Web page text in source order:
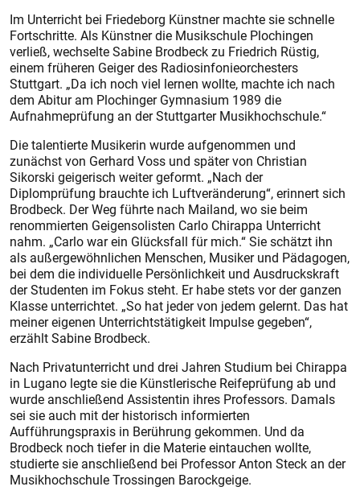
Im Unterricht bei Friedeborg Künstner machte sie schnelle
Fortschritte. Als Künstner die Musikschule Plochingen
verließ, wechselte Sabine Brodbeck zu Friedrich Rüstig,
einem früheren Geiger des Radiosinfonieorchesters
Stuttgart. „Da ich noch viel lernen wollte, machte ich nach
dem Abitur am Plochinger Gymnasium 1989 die
Aufnahmeprüfung an der Stuttgarter Musikhochschule.“
Die talentierte Musikerin wurde aufgenommen und
zunächst von Gerhard Voss und später von Christian
Sikorski geigerisch weiter geformt. „Nach der
Diplomprüfung brauchte ich Luftveränderung“, erinnert sich
Brodbeck. Der Weg führte nach Mailand, wo sie beim
renommierten Geigensolisten Carlo Chirappa Unterricht
nahm. „Carlo war ein Glücksfall für mich.“ Sie schätzt ihn
als außergewöhnlichen Menschen, Musiker und Pädagogen,
bei dem die individuelle Persönlichkeit und Ausdruckskraft
der Studenten im Fokus steht. Er habe stets vor der ganzen
Klasse unterrichtet. „So hat jeder von jedem gelernt. Das hat
meiner eigenen Unterrichtstätigkeit Impulse gegeben“,
erzählt Sabine Brodbeck.
Nach Privatunterricht und drei Jahren Studium bei Chirappa
in Lugano legte sie die Künstlerische Reifeprüfung ab und
wurde anschließend Assistentin ihres Professors. Damals
sei sie auch mit der historisch informierten
Aufführungspraxis in Berührung gekommen. Und da
Brodbeck noch tiefer in die Materie eintauchen wollte,
studierte sie anschließend bei Professor Anton Steck an der
Musikhochschule Trossingen Barockgeige.